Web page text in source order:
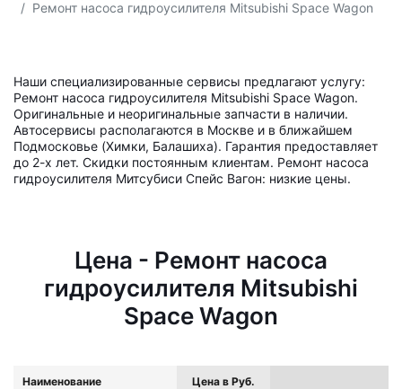
Ремонт насоса гидроусилителя Mitsubishi Space Wagon
Наши специализированные сервисы предлагают услугу:
Ремонт насоса гидроусилителя Mitsubishi Space Wagon.
Оригинальные и неоригинальные запчасти в наличии.
Автосервисы располагаются в Москве и в ближайшем
Подмосковье (Химки, Балашиха). Гарантия предоставляет
до 2-х лет. Скидки постоянным клиентам. Ремонт насоса
гидроусилителя Митсубиси Спейс Вагон: низкие цены.
Цена - Ремонт насоса
гидроусилителя Mitsubishi
Space Wagon
Наименование Цена в Руб.